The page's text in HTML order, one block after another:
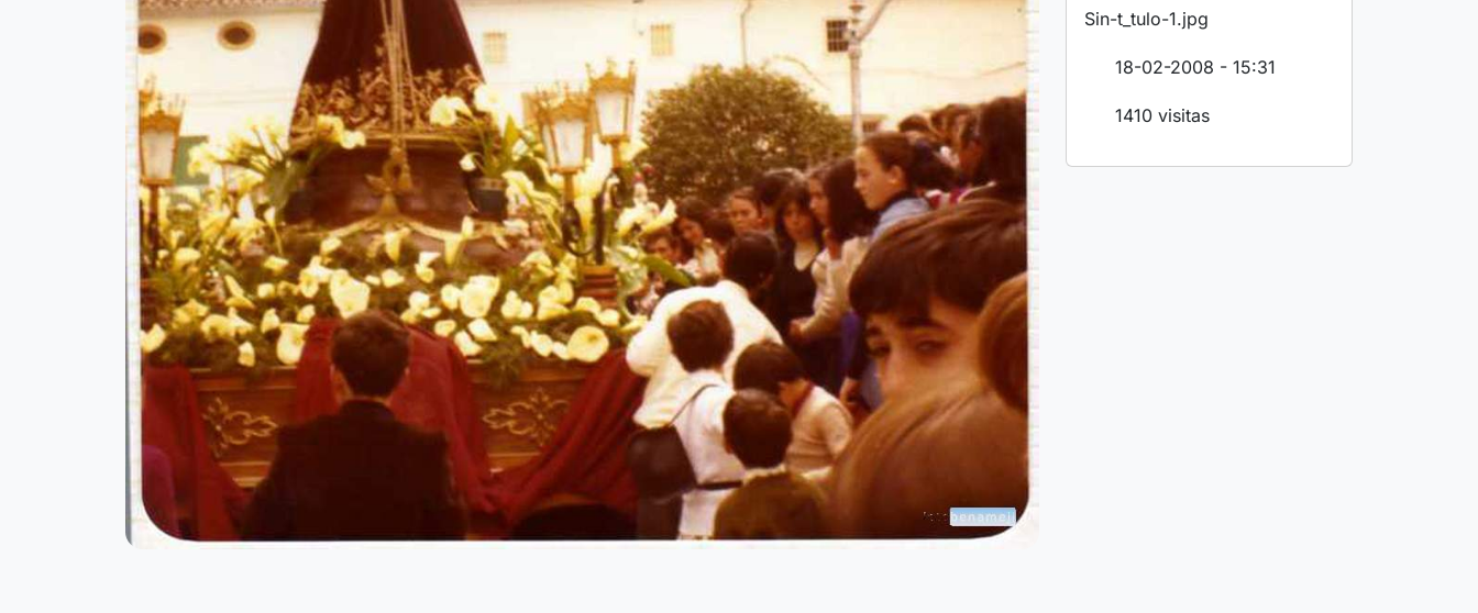
Sin-t_tulo-1.jpg
18-02-2008 - 15:31
1410 visitas